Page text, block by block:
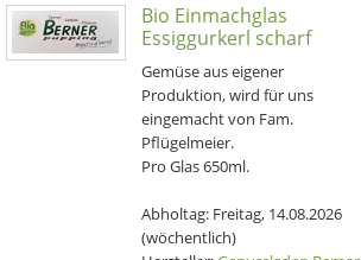
Bio Einmachglas
Essiggurkerl scharf
Gemüse aus eigener
Produktion, wird für uns
eingemacht von Fam.
Pflügelmeier.
Pro Glas 650ml.
Abholtag: Freitag, 14.08.2026
(wöchentlich)